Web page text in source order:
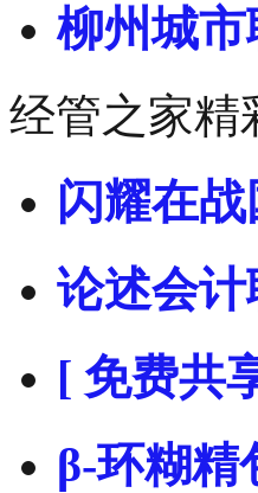
柳州城
经管之家精
闪耀在
论述会
[ 免费共
β-环糊精